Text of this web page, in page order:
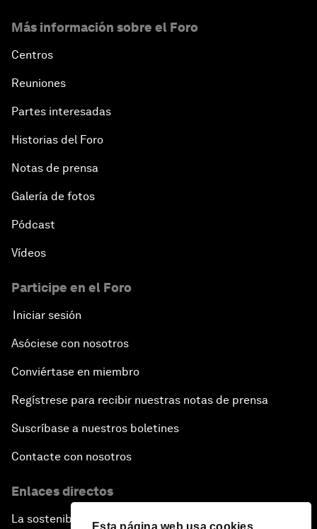
Esta página web usa cookies
Más información sobre el Foro
Centros
Reuniones
Partes interesadas
Historias del Foro
Notas de prensa
Galería de fotos
Pódcast
Vídeos
Participe en el Foro
Iniciar sesión
Asóciese con nosotros
Conviértase en miembro
Regístrese para recibir nuestras notas de prensa
Suscríbase a nuestros boletines
Contacte con nosotros
Enlaces directos
La sostenibilidad en el Foro